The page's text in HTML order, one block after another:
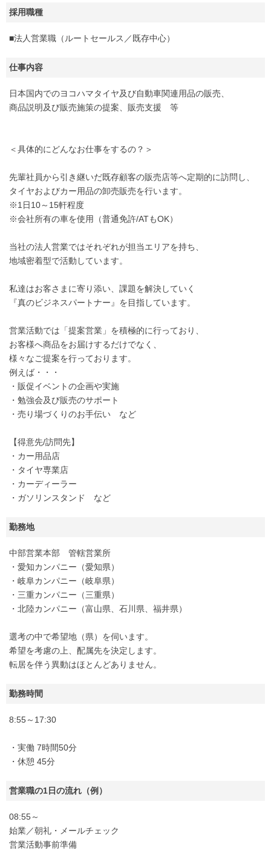
採用職種
■法人営業職（ルートセールス／既存中心）
仕事内容
日本国内でのヨコハマタイヤ及び自動車関連用品の販売、
商品説明及び販売施策の提案、販売支援 等
＜具体的にどんなお仕事をするの？＞
先輩社員から引き継いだ既存顧客の販売店等へ定期的に訪問し、
タイヤおよびカー用品の卸売販売を行います。
※1日10～15軒程度
※会社所有の車を使用（普通免許/ATもOK）
当社の法人営業ではそれぞれが担当エリアを持ち、
地域密着型で活動しています。
私達はお客さまに寄り添い、課題を解決していく
『真のビジネスパートナー』を目指しています。
営業活動では「提案営業」を積極的に行っており、
お客様へ商品をお届けするだけでなく、
様々なご提案を行っております。
例えば・・・
・販促イベントの企画や実施
・勉強会及び販売のサポート
・売り場づくりのお手伝い など
【得意先/訪問先】
・カー用品店
・タイヤ専業店
・カーディーラー
・ガソリンスタンド など
勤務地
中部営業本部 管轄営業所
・愛知カンパニー（愛知県）
・岐阜カンパニー（岐阜県）
・三重カンパニー（三重県）
・北陸カンパニー（富山県、石川県、福井県）
選考の中で希望地（県）を伺います。
希望を考慮の上、配属先を決定します。
転居を伴う異動はほとんどありません。
勤務時間
8:55～17:30
・実働 7時間50分
・休憩 45分
営業職の1日の流れ（例）
08:55～
始業／朝礼・メールチェック
営業活動事前準備